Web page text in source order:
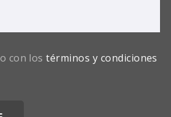
con lostérminos y condiciones